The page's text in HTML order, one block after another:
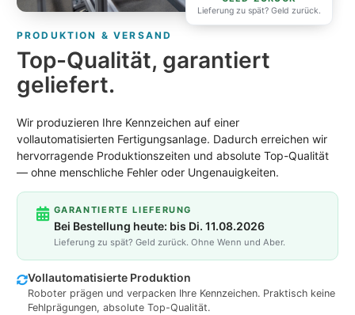
Lieferung zu spät? Geld zurück.
PRODUKTION & VERSAND
Top-Qualität, garantiert
geliefert.
Wir produzieren Ihre Kennzeichen auf einer
vollautomatisierten Fertigungsanlage. Dadurch erreichen wir
hervorragende Produktionszeiten und absolute Top-Qualität
— ohne menschliche Fehler oder Ungenauigkeiten.
GARANTIERTE LIEFERUNG
Bei Bestellung heute: bis Di. 11.08.2026
Lieferung zu spät? Geld zurück. Ohne Wenn und Aber.
Vollautomatisierte Produktion
Roboter prägen und verpacken Ihre Kennzeichen. Praktisch keine
Fehlprägungen, absolute Top-Qualität.